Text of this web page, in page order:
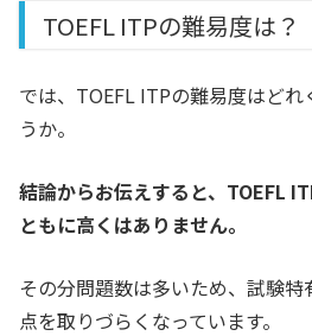
TOEFL ITPの難易度は？
では、TOEFL ITPの難易度はど
うか。
結論からお伝えすると、TOEFL
ともに高くはありません。
その分問題数は多いため、試験
点を取りづらくなっています。